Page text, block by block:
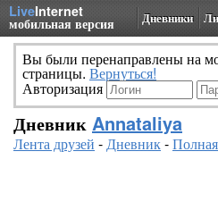
LiveInternet
мобильная версия Дневники
Вы были перенаправлены на
страницы. Вернуться!
Авторизация
Дневник Annataliya
Лента друзей -Дневник-